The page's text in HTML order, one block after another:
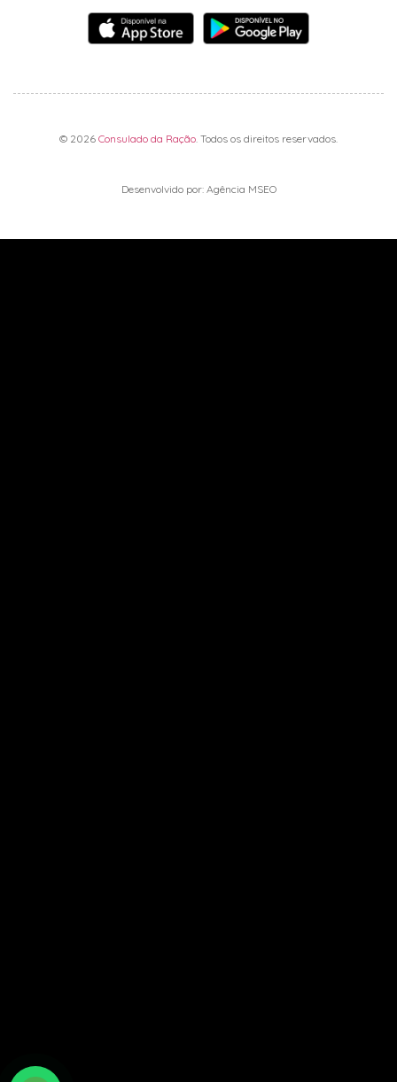
© 2026 Consulado da Ração. Todos os direitos reservados.
Desenvolvido por: Agência MSEO